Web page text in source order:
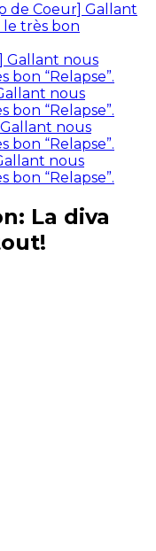
de Coeur] Gallant
très bon
Gallant nous
“Relapse”.
nous
“Relapse”.
nous
“Relapse”.
nous
“Relapse”.
La diva